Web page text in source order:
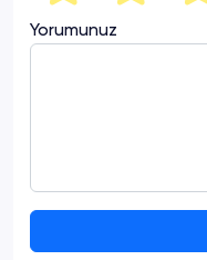
Yorumunuz